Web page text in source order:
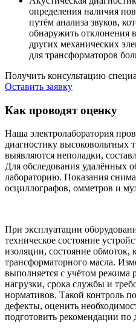
определения наличия
путём анализа звуков,
обнаружить отклонения
других механических
для трансформаторов
Получить консультацию
Оставить заявку
Как проводят оценку
Наша электролаборатория
диагностику высоковольтных
выявляются неполадки,
Для обследования удалённых
лабораторию. Показания
осциллографов, омметров и
При эксплуатации
техническое состояние
изоляции, состояние обмоток,
трансформаторного масла.
выполняется с учётом режима
нагрузки, срока службы и
нормативов. Такой контроль
дефекты, оценить
подготовить рекомендации по